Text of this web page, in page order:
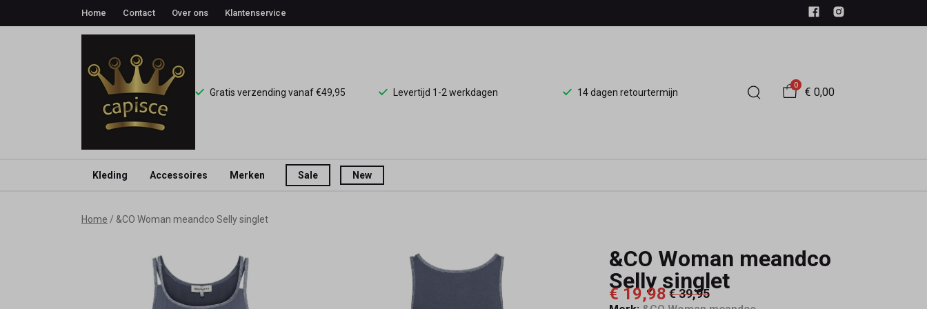
Home Contact Over ons Klantenservice
Gratis verzending vanaf €49,95 Levertijd 1-2 werkdagen 14 dagen retourtermijn
0
€ 0,00
Kleding Accessoires Merken Sale New
Home &CO Woman meandco Selly singlet
&CO Woman meandco
Selly singlet
€ 19,98€ 39,95